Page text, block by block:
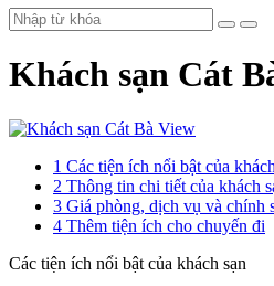
Khách sạn Cát
1 Các tiện ích nổi bật của
2 Thông tin chi tiết của khách
3 Giá phòng, dịch vụ và chính
4 Thêm tiện ích cho chuyến đi
Các tiện ích nổi bật của khách sạn